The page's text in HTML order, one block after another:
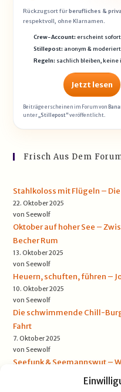
Rückzugsort fürberufliches &
respektvoll, ohne Klarnamen.
Crew-Account:erscheint
Stillepost: anonym &
Regeln: sachlich bleiben,
Jetzt lesen
Beiträge erscheinen im Forum von
unter „Stillepost“veröffentlicht.
Frisch Aus Dem
Stahlkoloss mit Flügeln – Die
22. Oktober 2025
von Seewolf
Oktober auf hoher See –
Becher Rum
13. Oktober 2025
von Seewolf
Heuern, schuften, führen –
10. Oktober 2025
von Seewolf
Die schwimmende Chill-
Fahrt
7. Oktober 2025
von Seewolf
Seefunk & Seemannswut –
falschen Zeit rauscht